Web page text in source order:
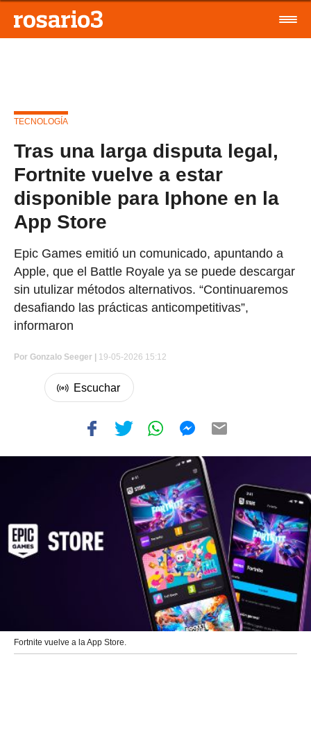
TECNOLOGÍA
Tras una larga disputa legal,
Fortnite vuelve a estar
disponible para Iphone en la
App Store
Epic Games emitió un comunicado, apuntando a
Apple, que el Battle Royale ya se puede descargar
sin utulizar métodos alternativos. “Continuaremos
desafiando las prácticas anticompetitivas”,
informaron
Por Gonzalo Seeger 19-05-2026 15:12
Fortnite vuelve a la App Store.